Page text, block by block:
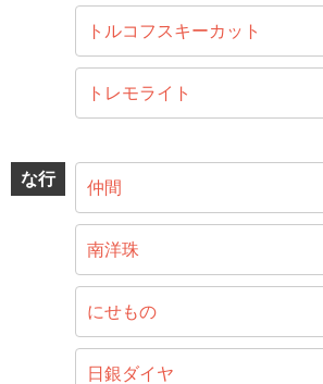
トルコフスキーカット
トレモライト
な行 仲間
南洋珠
にせもの
日銀ダイヤ